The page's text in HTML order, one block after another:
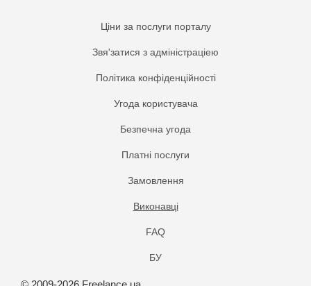
Ціни за послуги порталу
Звя'затися з адміністраціею
Політика конфіденційності
Угода користувача
Безпечна угода
Платнi послуги
Замовлення
Виконавці
FAQ
БУ